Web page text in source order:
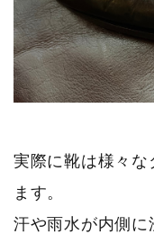
実際に靴は様々な
ます。
汗や雨水が内側に